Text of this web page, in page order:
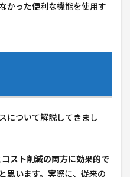
かった便利な機能を使用す
について解説してきまし
スト削減の両方に効果的で
思います。 実際に、従来の